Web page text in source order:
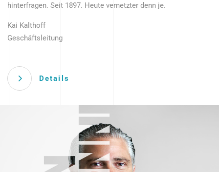
hinterfragen. Seit 1897. Heute vernetzter denn je.
Kai Kalthoff
Geschäftsleitung
Details